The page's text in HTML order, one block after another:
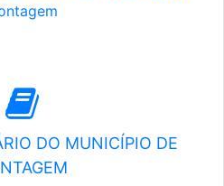
DO MUNICÍPIO DE